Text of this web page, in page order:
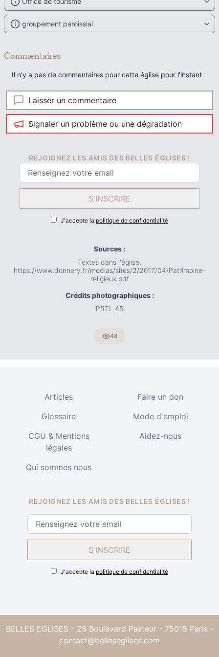
groupement paroissial
Commentaires
Il n'y a pas de commentaires pour cette église pour l'instant
Laisser un commentaire
Signaler un problème ou une dégradation
REJOIGNEZ LES AMIS DES BELLES ÉGLISES !
S'INSCRIRE
J'accepte la politique de confidentialité
Sources :
Textes dans l'église.
https://www.donnery.fr/medias/sites/2/2017/04/Patrimoine-
religieux.pdf
Crédits photographiques :
PRTL 45
48
Articles
Faire un don
Glossaire
Mode d'emploi
CGU & Mentions
légales
Aidez-nous
Qui sommes nous
REJOIGNEZ LES AMIS DES BELLES ÉGLISES !
S'INSCRIRE
J'accepte la politique de confidentialité
BELLES EGLISES - 25 Boulevard Pasteur - 75015 Paris -
contact@belleseglises.com